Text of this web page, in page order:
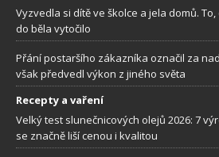
Vyzvedla si dítě ve školce a jela domů.
do běla vytočilo
Přání postaršího zákazníka označil za
však předvedl výkon z jiného světa
Recepty a vaření
Velký test slunečnicových olejů 2026: 7
se značně liší cenou i kvalitou